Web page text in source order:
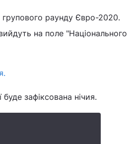
групового раунду Євро-2020.
на поле "Національного
зафіксована нічия.